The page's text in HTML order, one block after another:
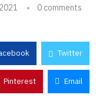
0 comments
Twitter
Pinterest Email